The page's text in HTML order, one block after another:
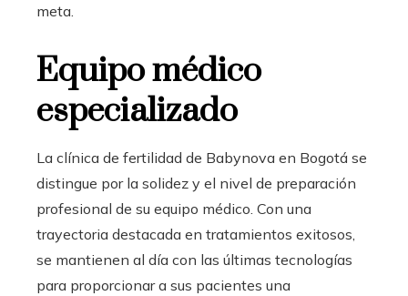
meta.
Equipo médico
especializado
La clínica de fertilidad de Babynova en Bogotá se
distingue por la solidez y el nivel de preparación
profesional de su equipo médico. Con una
trayectoria destacada en tratamientos exitosos,
se mantienen al día con las últimas tecnologías
para proporcionar a sus pacientes una